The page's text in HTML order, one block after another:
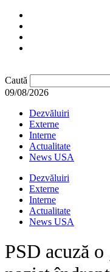
Caută
09/08/2026
Dezvăluiri
Externe
Interne
Actualitate
News USA
Dezvăluiri
Externe
Interne
Actualitate
News USA
PSD acuză